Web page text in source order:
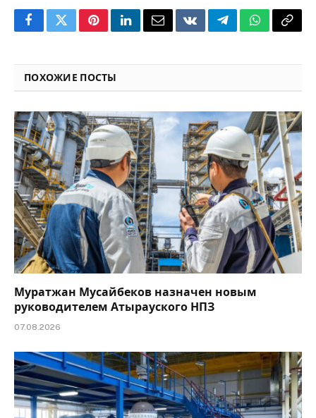
FacebookTwitterPinterestLinkedInEmailVKontakteTelegramWhatsApp
Copy
ПОХОЖИЕ ПОСТЫ
Муратжан Мусайбеков назначен новым
руководителем Атырауского НПЗ
07.08.2026